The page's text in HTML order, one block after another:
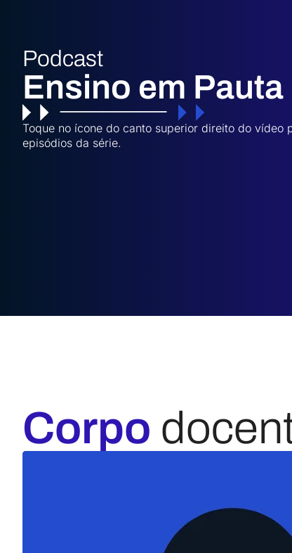
Podcast
Ensino em Pauta
Toque no ícone do canto superior direito do vídeo
episódios da série.
Corpo